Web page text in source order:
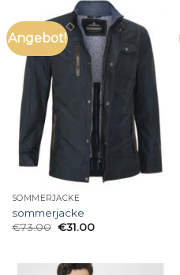
Angebot!
SOMMERJACKE
sommerjacke
€73.00 €31.00